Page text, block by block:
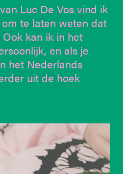
Luc De Vos vind ik
te laten weten dat
kan ik in het
en als je
het Nederlands
uit de hoek